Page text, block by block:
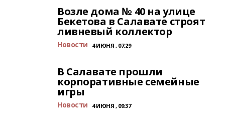
Возле дома № 40 на улице
Бекетова в Салавате строят
ливневый коллектор
Новости 4 ИЮНЯ , 07:29
В Салавате прошли
корпоративные семейные
игры
Новости 4 ИЮНЯ , 09:37